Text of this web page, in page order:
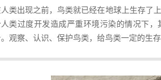
类出现之前，鸟类就已经在地球上生存了
类过度开发造成严重环境污染的情况下
观察、认识、保护鸟类，给鸟类一定的生